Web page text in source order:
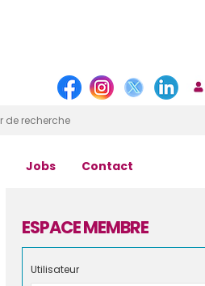
Jobs Contact
ESPACE MEMBRE
Utilisateur